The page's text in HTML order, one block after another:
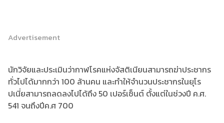
Advertisement
นักวิจัยและประเมินว่ากาฬโรคแห่งจัสติเนียนสามารถฆ่าประชากร
ทั่วไปได้มากกว่า 100 ล้านคน และทำให้จำนวนประชากรในยุโร
ปเนี่ยสามารถลดลงไปได้ถึง 50 เปอร์เซ็นต์ ตั้งแต่ในช่วงปี ค.ศ.
541 จนถึงปีค.ศ 700